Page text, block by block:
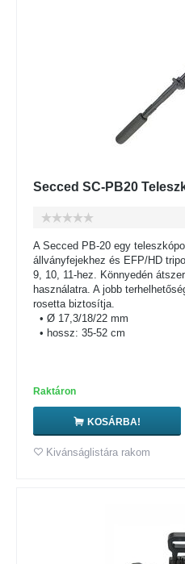
Secced SC-PB20
A Secced PB-20 egy
állványfejekhez és EFP/HD
9, 10, 11-hez. Könnyedén
használatra. A jobb
rosetta biztosítja.
• Ø 17,3/18/22 mm
• hossz: 35-52 cm
Raktáron
KOSÁRBA!
Kivánságlistára rakom